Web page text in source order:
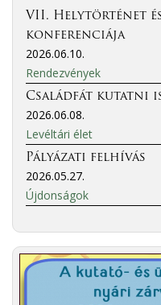
VII. Helytörténet
konferenciája
2026.06.10.
Rendezvények
Családfát kutatni
2026.06.08.
Levéltári élet
Pályázati felhívás
2026.05.27.
Újdonságok